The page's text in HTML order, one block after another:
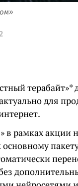
для
рамках акции